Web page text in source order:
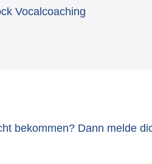
bekommen? Dann melde